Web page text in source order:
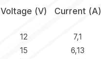
Voltage (V) Current (A)
12 7,1
15 6,13